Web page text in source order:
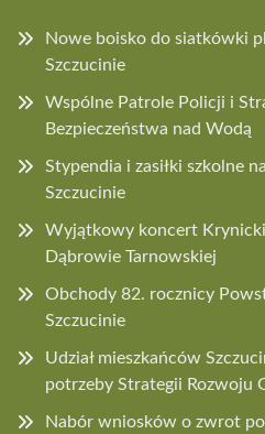
Nowe boisko do siatkówki
Szczucinie
Wspólne Patrole Policji i
Bezpieczeństwa nad Wodą
Stypendia i zasiłki szkolne
Szczucinie
Wyjątkowy koncert
Dąbrowie Tarnowskiej
Obchody 82. rocznicy
Szczucinie
Udział mieszkańców
potrzeby Strategii Rozwoju
Nabór wniosków o zwrot